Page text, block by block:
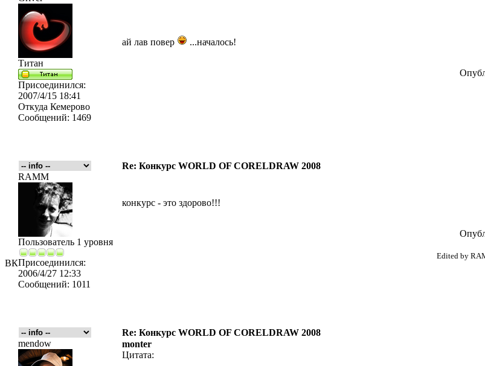
ВК
Титан
Присоединился:
2007/4/15 18:41
Откуда Кемерово
Сообщений: 1469
ай лав повер ...началось!
Re: Конкурс WORLD OF CORELDRAW 2008
RAMM
Пользователь 1 уровня
Присоединился:
2006/4/27 12:33
Сообщений: 1011
конкурс - это здорово!!!
Edited by
Re: Конкурс WORLD OF CORELDRAW 2008
mendow
monter
Цитата: